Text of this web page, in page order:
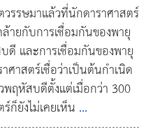
รรษมาแล้วที่นักดาราศาสตร์
ายกับการเชื่อมกันของพายุ
และการเชื่อมกันของพายุ
าสตร์เชื่อว่าเป็นต้นกำเนิด
ฤหัสบดีตั้งแต่เมื่อกว่า 300
ยังไม่เคยเห็น ...